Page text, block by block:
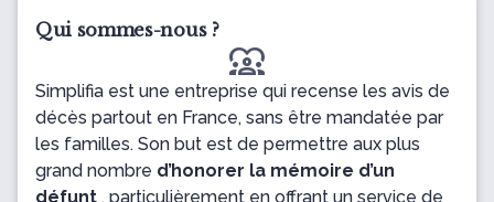
Qui sommes-nous ?
diversity_1
Simplifia est une entreprise qui recense les avis de
décès partout en France, sans être mandatée par
les familles. Son but est de permettre aux plus
grand nombre d’honorer la mémoire d’un
défunt , particulièrement en offrant un service de